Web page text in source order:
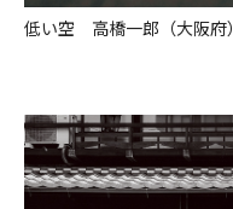
低い空 高橋一郎（大阪府）